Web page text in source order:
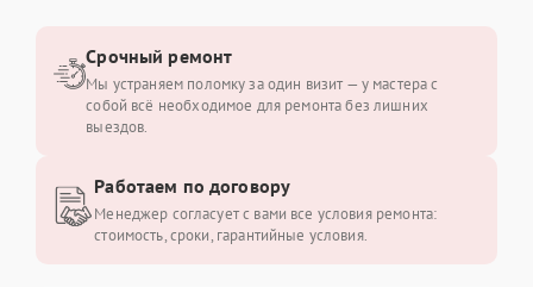
Срочный ремонт
Мы устраняем поломку за один визит — у мастера с
собой всё необходимое для ремонта без лишних
выездов.
Работаем по договору
Менеджер согласует с вами все условия ремонта:
стоимость, сроки, гарантийные условия.